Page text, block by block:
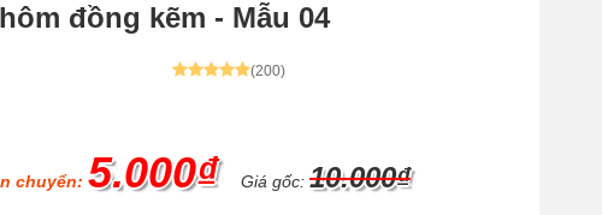
đồng kẽm - Mẫu 04
(200)
chuyển: 5.000₫ Giá gốc: 10.000₫